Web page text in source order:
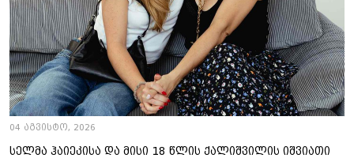
04 აგვისტო, 2026
სელმა ჰაიეკისა და მისი 18 წლის ქალიშვილის იშვიათი